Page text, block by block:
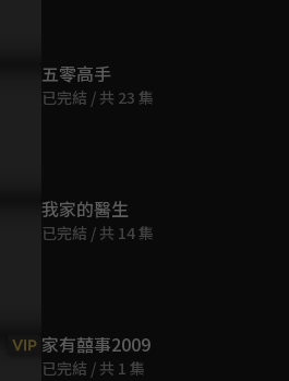
五零高手
已完結 / 共 23 集
我家的醫生
已完結 / 共 14 集
VIP 家有囍事2009
已完結 / 共 1 集